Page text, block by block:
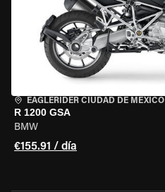
EAGLERIDER CIUDAD DE MÉXICO
R 1200 GSA
BMW
€155.91 / día